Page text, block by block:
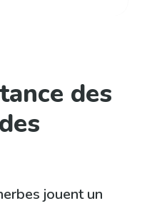
des
jouent un